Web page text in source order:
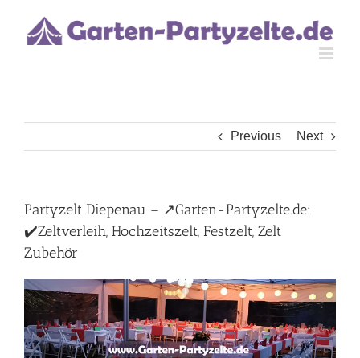
content
Previous Next
Partyzelt Diepenau – ↗️Garten-Partyzelte.de:
✔️Zeltverleih, Hochzeitszelt, Festzelt, Zelt
Zubehör